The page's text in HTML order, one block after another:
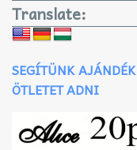
Translate:
SEGÍTÜNK AJÁNDÉK
ÖTLETET ADNI